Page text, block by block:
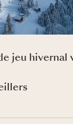
jeu hivernal